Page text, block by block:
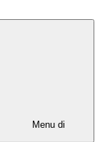
Menu di